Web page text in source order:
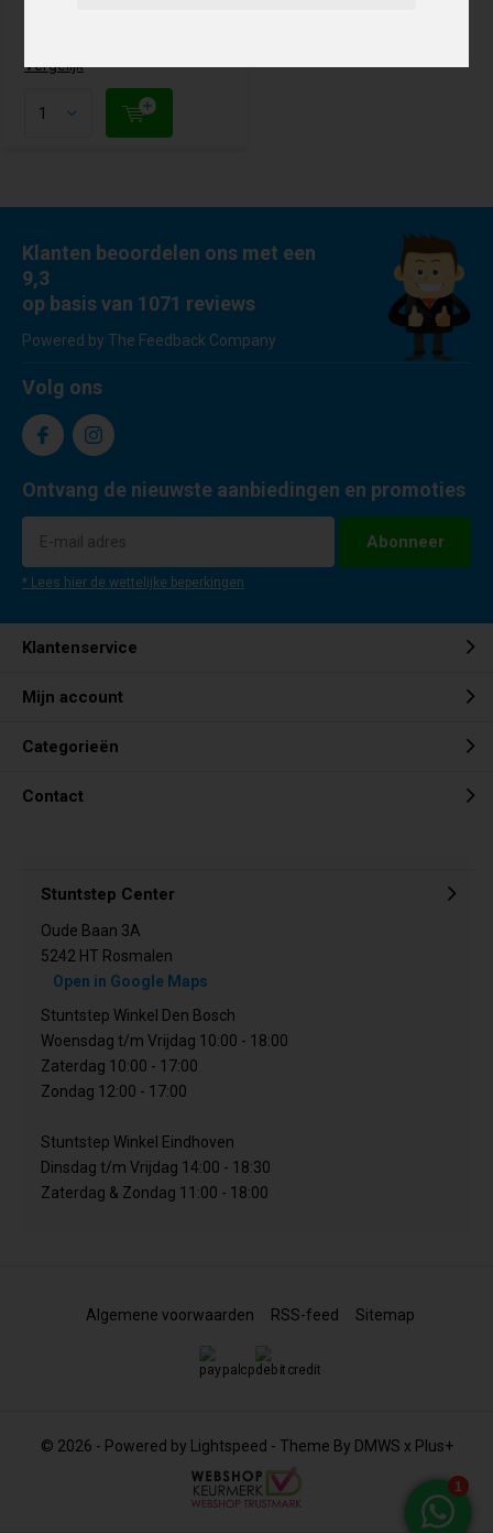
Vergelijk
Klanten beoordelen ons met een
9,3
op basis van 1071 reviews
Powered by The Feedback Company
Volg ons
Ontvang de nieuwste aanbiedingen en promoties
Abonneer
* Lees hier de wettelijke beperkingen
Klantenservice
Mijn account
Categorieën
Contact
Stuntstep Center
Oude Baan 3A
5242 HT Rosmalen
Open in Google Maps
Stuntstep Winkel Den Bosch
Woensdag t/m Vrijdag 10:00 - 18:00
Zaterdag 10:00 - 17:00
Zondag 12:00 - 17:00
Stuntstep Winkel Eindhoven
Dinsdag t/m Vrijdag 14:00 - 18:30
Zaterdag & Zondag 11:00 - 18:00
© 2026 - Powered by Lightspeed - Theme By DMWS x Plus+
Algemene voorwaarden RSS-feed Sitemap